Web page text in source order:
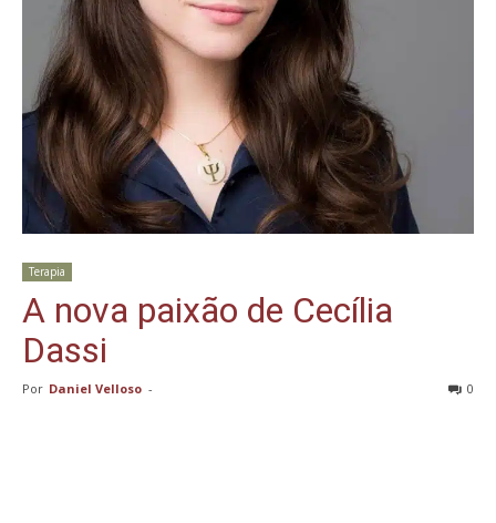
Terapia
A nova paixão de Cecília
Dassi
Por Daniel Velloso - 0